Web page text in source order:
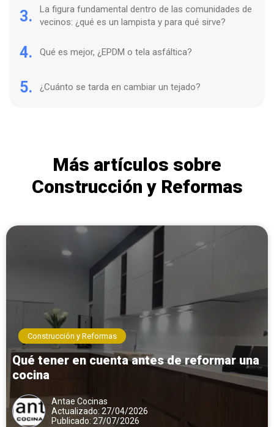
3.
La figura fundamental dentro de las comunidades de
vecinos: ¿qué es un lampista y para qué sirve?
4. Qué es mejor, ¿EPDM o tela asfáltica?
5. ¿Cuánto se tarda en cambiar un tejado?
Más artículos sobre
Construcción y Reformas
Construcción y Reformas
Qué tener en cuenta antes de reformar una
cocina
Antae Cocinas
Actualizado: 27/04/2026
Publicado: 27/07/2026